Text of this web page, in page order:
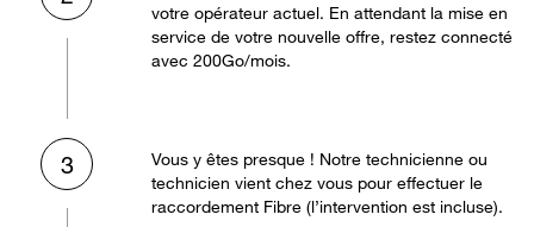
votre opérateur actuel. En attendant la mise en
service de votre nouvelle offre, restez connecté
avec 200Go/mois.
3
Vous y êtes presque ! Notre technicienne ou
technicien vient chez vous pour effectuer le
raccordement Fibre (l’intervention est incluse).